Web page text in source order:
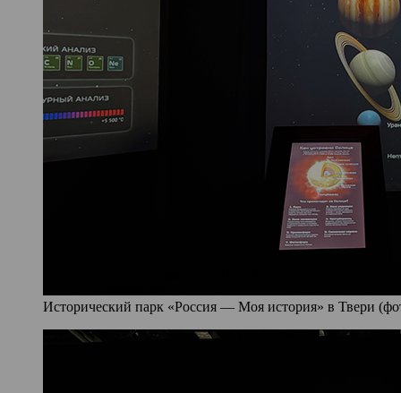
Исторический парк «Россия — Моя история» в Твери